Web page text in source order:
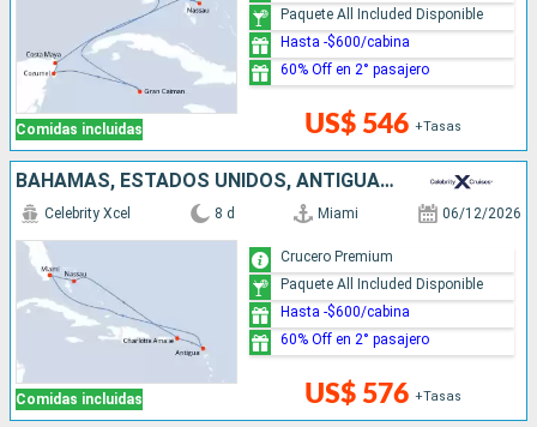
Comidas incluidas US$ 546 +Tasas
Paquete All Included Disponible
Hasta -$600/cabina
60% Off en 2° pasajero
BAHAMAS, ESTADOS UNIDOS, ANTIGUA Y BARBUDA
Comidas incluidas
Celebrity Xcel 8 d Miami 06/12/2026
US$ 576 +Tasas
Crucero Premium
Paquete All Included Disponible
Hasta -$600/cabina
60% Off en 2° pasajero